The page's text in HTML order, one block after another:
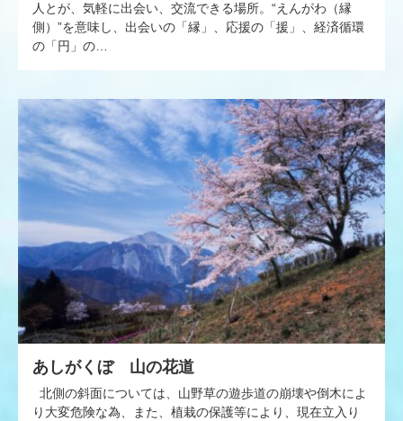
人とが、気軽に出会い、交流できる場所。“えんがわ（縁
側）”を意味し、出会いの「縁」、応援の「援」、経済循環
の「円」の…
あしがくぼ 山の花道
北側の斜面については、山野草の遊歩道の崩壊や倒木によ
り大変危険な為、また、植栽の保護等により、現在立入り